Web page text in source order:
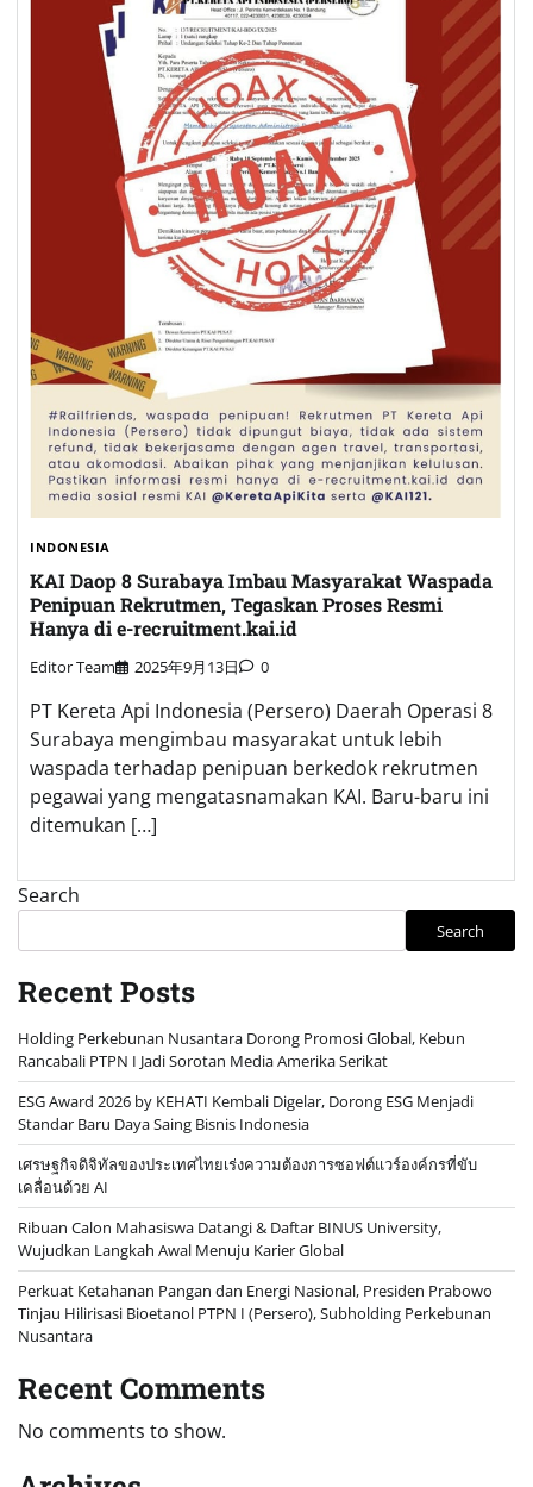
INDONESIA
KAI Daop 8 Surabaya Imbau Masyarakat Waspada
Penipuan Rekrutmen, Tegaskan Proses Resmi
Hanya di e-recruitment.kai.id
Editor Team 2025年9月13日 0
PT Kereta Api Indonesia (Persero) Daerah Operasi 8
Surabaya mengimbau masyarakat untuk lebih
waspada terhadap penipuan berkedok rekrutmen
pegawai yang mengatasnamakan KAI. Baru-baru ini
ditemukan […]
Search
Search
Recent Posts
Holding Perkebunan Nusantara Dorong Promosi Global, Kebun
Rancabali PTPN I Jadi Sorotan Media Amerika Serikat
ESG Award 2026 by KEHATI Kembali Digelar, Dorong ESG Menjadi
Standar Baru Daya Saing Bisnis Indonesia
เศรษฐกิจดิจิทัลของประเทศไทยเร่งความต้องการซอฟต์แวร์องค์กรที่ขับ
เคลื่อนด้วย AI
Ribuan Calon Mahasiswa Datangi & Daftar BINUS University,
Wujudkan Langkah Awal Menuju Karier Global
Perkuat Ketahanan Pangan dan Energi Nasional, Presiden Prabowo
Tinjau Hilirisasi Bioetanol PTPN I (Persero), Subholding Perkebunan
Nusantara
Recent Comments
No comments to show.